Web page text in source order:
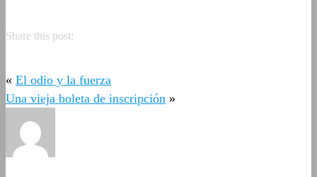
Share this post:
« El odio y la fuerza
Una vieja boleta de inscripción »